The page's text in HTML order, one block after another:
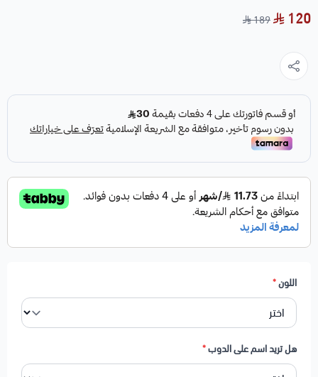
120
189
اللون*
هل تريد اسم على الدوب*